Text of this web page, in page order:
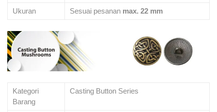
Ukuran Sesuai pesanan max. 22 mm
Kategori
Barang
Casting Button Series